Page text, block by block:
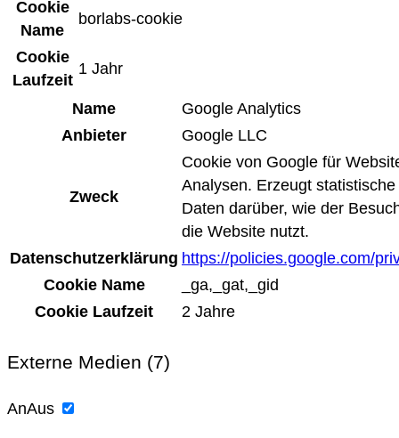
Cookie
Name
borlabs-cookie
Cookie
Laufzeit
1 Jahr
Name
Google Analytics
Anbieter
Google LLC
Zweck
Cookie von Google für
Analysen. Erzeugt statistische
Daten darüber, wie der
die Website nutzt.
Datenschutzerklärung https://policies.google.com/
Cookie Name
_ga,_gat,_gid
Cookie Laufzeit
2 Jahre
Externe Medien (7)
AnAus